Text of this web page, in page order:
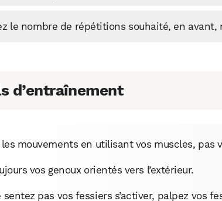
le nombre de répétitions souhaité, en avant,
d’entraînement
mouvements en utilisant vos muscles, pas
vos genoux orientés vers l’extérieur.
sentez pas vos fessiers s’activer, palpez vos